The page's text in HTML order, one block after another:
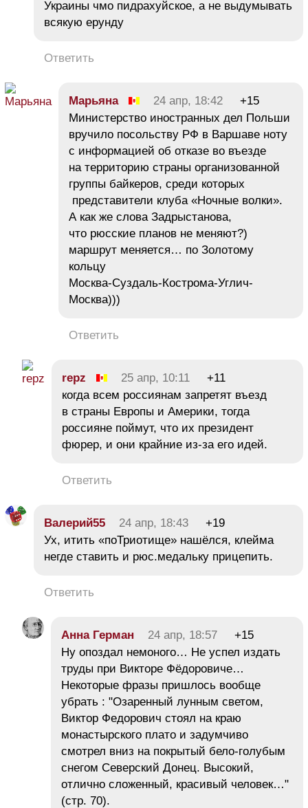
Украины чмо пидраxуйское, а не выдумывать
всякую ерунду
Ответить
Марьяна 24 апр, 18:42
+15
Министерство иностранных дел Польши
вручило посольству РФ в Варшаве ноту
с информацией об отказе во въезде
на территорию страны организованной
группы байкеров, среди которых
представители клуба «Ночные волки».
А как же слова Задрыстанова,
что рюсские планов не меняют?)
маршрут меняется… по Золотому
кольцу
Москва-Суздаль-Кострома-Углич-
Москва)))
Ответить
repz 25 апр, 10:11
+11
когда всем россиянам запретят въезд
в страны Европы и Америки, тогда
россияне поймут, что их президент
фюрер, и они крайние из-за его идей.
Ответить
Валерий55 24 апр, 18:43
+19
Ух, итить «поТриотище» нашёлся, клейма
негде ставить и рюс.медальку прицепить.
Ответить
Анна Герман 24 апр, 18:57
+15
Ну опоздал немоного… Не успел издать
труды при Викторе Фёдоровиче…
Некоторые фразы пришлось вообще
убрать : "Озаренный лунным светом,
Виктор Федорович стоял на краю
монастырского плато и задумчиво
смотрел вниз на покрытый бело-голубым
снегом Северский Донец. Высокий,
отлично сложенный, красивый человек…"
(стр. 70).